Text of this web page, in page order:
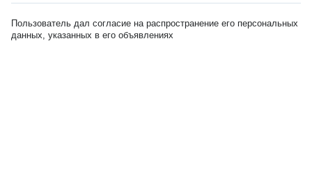
Пользователь дал согласие на распространение его персональных
данных, указанных в его объявлениях